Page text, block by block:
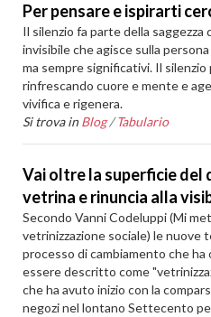
Per pensare e ispirarti
Il silenzio fa parte della
invisibile che agisce sulla
ma sempre significativi. Il silenzio
rinfrescando cuore e mente e
vivifica e rigenera.
Si trova in Blog /Tabulario
Vai oltre la superficie del
vetrina e rinuncia alla
Secondo Vanni Codeluppi (Mi
vetrinizzazione sociale) le
processo di cambiamento che
essere descritto come
che ha avuto inizio con la
negozi nel lontano Settecento